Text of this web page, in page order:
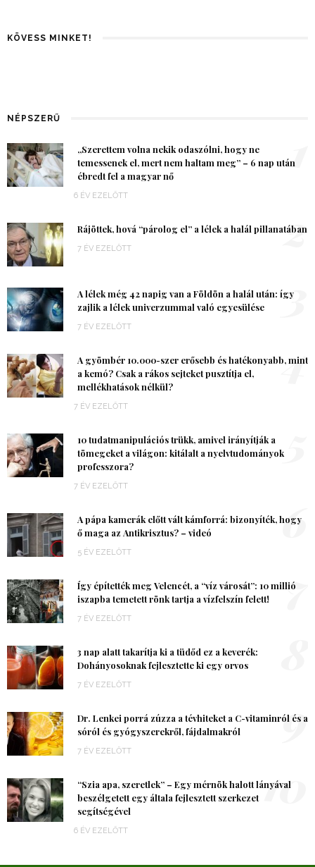
KÖVESS MINKET!
NÉPSZERŰ
„Szerettem volna nekik odaszólni, hogy ne
temessenek el, mert nem haltam meg” – 6 nap után
ébredt fel a magyar nő
6 ÉV EZELŐTT
1
Rájöttek, hová “párolog el” a lélek a halál pillanatában
7 ÉV EZELŐTT 2
A lélek még 42 napig van a Földön a halál után: így
zajlik a lélek univerzummal való egyesülése
7 ÉV EZELŐTT
3
A gyömbér 10.000-szer erősebb és hatékonyabb, mint
a kemó? Csak a rákos sejteket pusztítja el,
mellékhatások nélkül?
7 ÉV EZELŐTT
4
10 tudatmanipulációs trükk, amivel irányítják a
tömegeket a világon: kitálalt a nyelvtudományok
professzora?
7 ÉV EZELŐTT
A pápa kamerák előtt vált kámforrá: bizonyíték, hogy
ő maga az Antikrisztus? – videó
5 ÉV EZELŐTT
6
Így építették meg Velencét, a “víz városát”: 10 millió
iszapba temetett rönk tartja a vízfelszín felett!
7 ÉV EZELŐTT
7
3 nap alatt takarítja ki a tüdőd ez a keverék:
Dohányosoknak fejlesztette ki egy orvos
7 ÉV EZELŐTT
Dr. Lenkei porrá zúzza a tévhiteket a C-vitaminról és a
sóról és gyógyszerekről, fájdalmakról
7 ÉV EZELŐTT
9
“Szia apa, szeretlek” – Egy mérnök halott lányával
beszélgetett egy általa fejlesztett szerkezet
segítségével
6 ÉV EZELŐTT
10